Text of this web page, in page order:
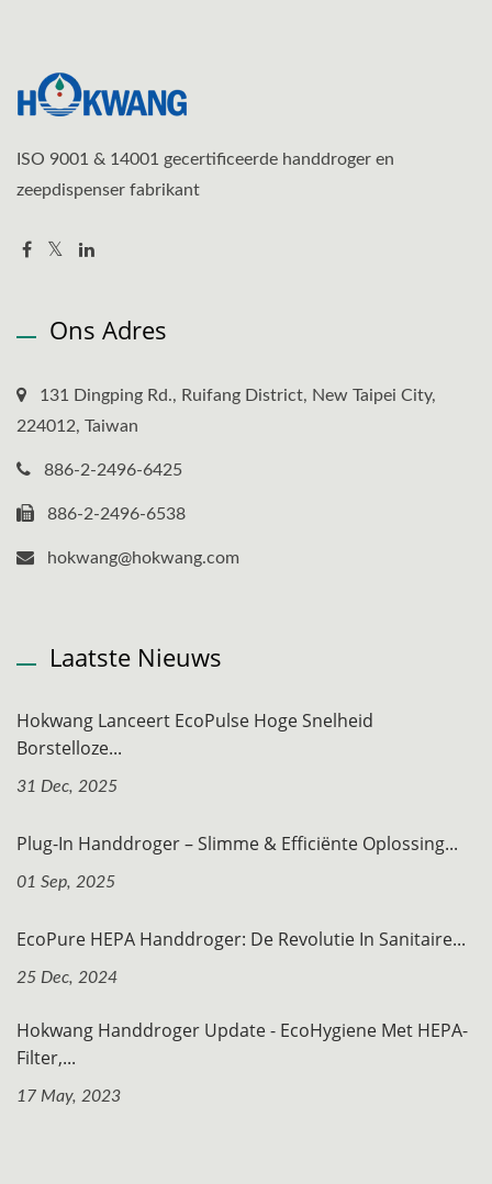
ISO 9001 & 14001 gecertificeerde handdroger en
zeepdispenser fabrikant
Ons Adres
131 Dingping Rd., Ruifang District, New Taipei City,
224012, Taiwan
886-2-2496-6425
886-2-2496-6538
hokwang@hokwang.com
Laatste Nieuws
Hokwang Lanceert EcoPulse Hoge Snelheid
Borstelloze...
31 Dec, 2025
Plug-In Handdroger – Slimme & Efficiënte Oplossing...
01 Sep, 2025
EcoPure HEPA Handdroger: De Revolutie In Sanitaire...
25 Dec, 2024
Hokwang Handdroger Update - EcoHygiene Met HEPA-
Filter,...
17 May, 2023